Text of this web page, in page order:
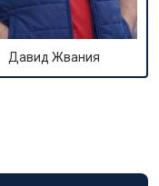
Давид Жвания